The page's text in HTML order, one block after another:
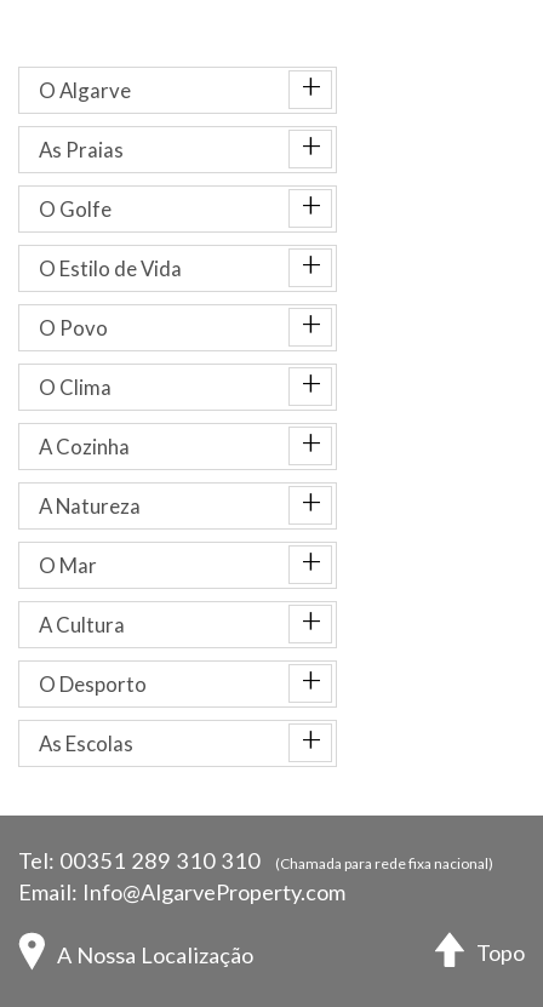
O Algarve +
As Praias +
O Golfe +
O Estilo de Vida +
O Povo +
O Clima +
A Cozinha +
A Natureza +
O Mar +
A Cultura +
O Desporto +
As Escolas +
Tel: 00351 289 310 310 (Chamada para rede fixa nacional)
Email: Info@AlgarveProperty.com
A Nossa Localização Topo